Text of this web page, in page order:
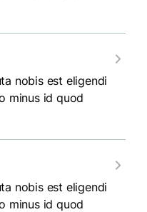
nobis est eligendi
minus id quod
nobis est eligendi
minus id quod